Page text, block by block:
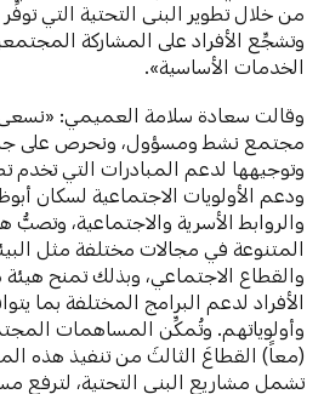
من خلال تطوير البنى التحتية التي
وتشجِّع الأفراد على المشاركة
الخدمات الأساسية».
وقالت سعادة سلامة العميمي: «نسعى
مجتمع نشط ومسؤول، ونحرص على
وتوجيهها لدعم المبادرات التي تخدم
ودعم الأولويات الاجتماعية لسكان
والروابط الأسرية والاجتماعية، وتصبُّ
المتنوعة في مجالات مختلفة مثل
والقطاع الاجتماعي، وبذلك تمنح
الأفراد لدعم البرامج المختلفة بما
وأولوياتهم. وتُمكِّن المساهمات
(معاً) القطاعَ الثالثَ من تنفيذ هذه
تشمل مشاريع البنى التحتية، لترفع